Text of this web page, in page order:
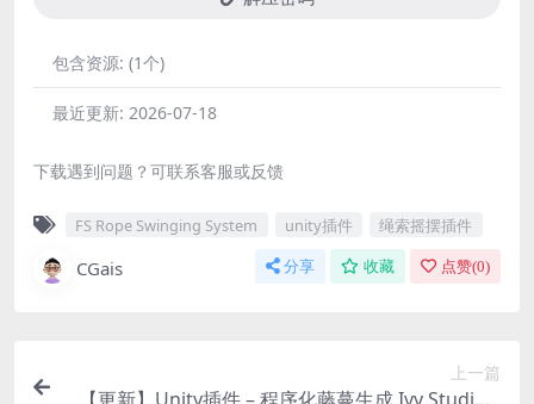
包含资源: (1个)
最近更新: 2026-07-18
下载遇到问题？可联系客服或反馈
FS Rope Swinging System unity插件 绳索摇摆插件
CGais 分享 收藏 点赞(0)
上一篇